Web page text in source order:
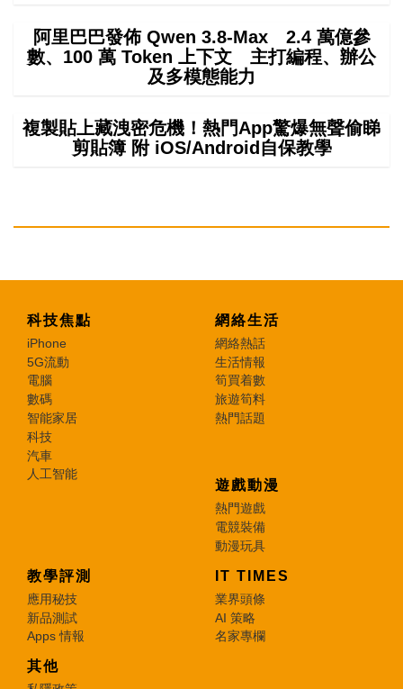
阿里巴巴發佈 Qwen 3.8-Max 2.4 萬億參
數、100 萬 Token 上下文 主打編程、辦公
及多模態能力
複製貼上藏洩密危機！熱門App驚爆無聲偷睇
剪貼簿 附 iOS/Android自保教學
科技焦點
iPhone
5G流動
電腦
數碼
智能家居
科技
汽車
人工智能
網絡生活
網絡熱話
生活情報
筍買着數
旅遊筍料
熱門話題
遊戲動漫
熱門遊戲
電競裝備
動漫玩具
教學評測
應用秘技
新品測試
Apps 情報
IT TIMES
業界頭條
AI 策略
名家專欄
其他